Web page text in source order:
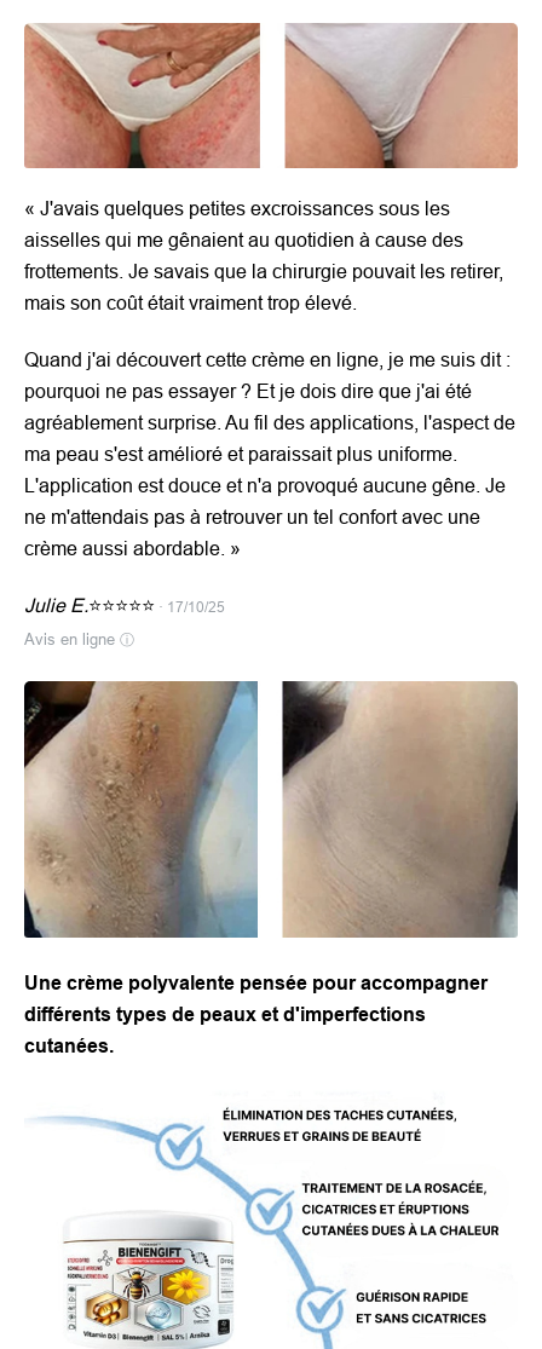
« J'avais quelques petites excroissances sous les
aisselles qui me gênaient au quotidien à cause des
frottements. Je savais que la chirurgie pouvait les retirer,
mais son coût était vraiment trop élevé.
Quand j'ai découvert cette crème en ligne, je me suis dit :
pourquoi ne pas essayer ? Et je dois dire que j'ai été
agréablement surprise. Au fil des applications, l'aspect de
ma peau s'est amélioré et paraissait plus uniforme.
L'application est douce et n'a provoqué aucune gêne. Je
ne m'attendais pas à retrouver un tel confort avec une
crème aussi abordable. »
Julie E.⭐⭐⭐⭐⭐ · 17/10/25
Avis en ligne ⓘ
Une crème polyvalente pensée pour accompagner
différents types de peaux et d'imperfections
cutanées.